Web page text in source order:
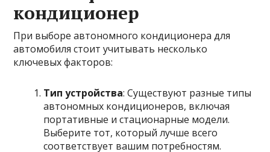
кондиционер
При выборе автономного кондиционера для
автомобиля стоит учитывать несколько
ключевых факторов:
Тип устройства: Существуют разные типы
автономных кондиционеров, включая
портативные и стационарные модели.
Выберите тот, который лучше всего
соответствует вашим потребностям.